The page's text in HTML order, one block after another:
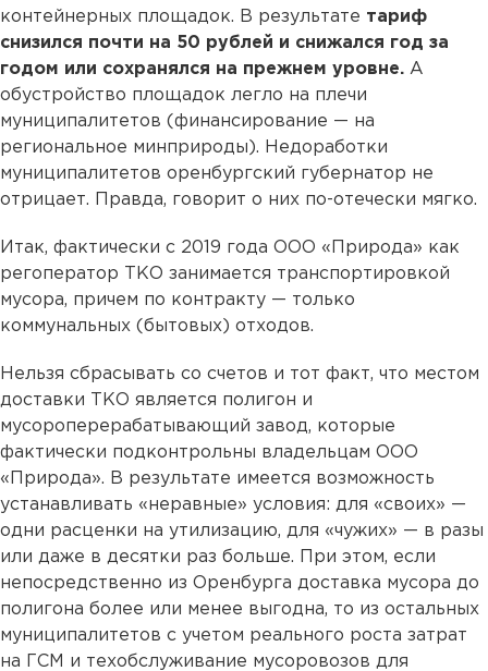
контейнерных площадок. В результате тариф
снизился почти на 50 рублей и снижался год за
годом или сохранялся на прежнем уровне. А
обустройство площадок легло на плечи
муниципалитетов (финансирование — на
региональное минприроды). Недоработки
муниципалитетов оренбургский губернатор не
отрицает. Правда, говорит о них по-отечески мягко.
Итак, фактически с 2019 года ООО «Природа» как
регоператор ТКО занимается транспортировкой
мусора, причем по контракту — только
коммунальных (бытовых) отходов.
Нельзя сбрасывать со счетов и тот факт, что местом
доставки ТКО является полигон и
мусороперерабатывающий завод, которые
фактически подконтрольны владельцам ООО
«Природа». В результате имеется возможность
устанавливать «неравные» условия: для «своих» —
одни расценки на утилизацию, для «чужих» — в разы
или даже в десятки раз больше. При этом, если
непосредственно из Оренбурга доставка мусора до
полигона более или менее выгодна, то из остальных
муниципалитетов с учетом реального роста затрат
на ГСМ и техобслуживание мусоровозов для